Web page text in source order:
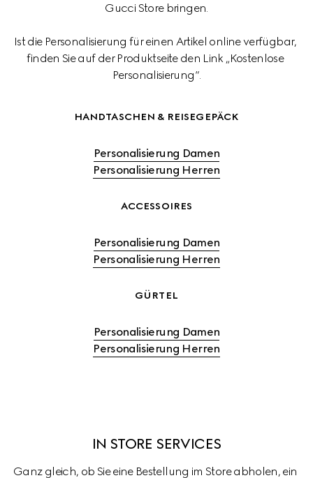
Gucci Store bringen.
Ist die Personalisierung für einen Artikel online verfügbar,
finden Sie auf der Produktseite den Link „Kostenlose
Personalisierung“.
HANDTASCHEN & REISEGEPÄCK
Personalisierung Damen
Personalisierung Herren
ACCESSOIRES
Personalisierung Damen
Personalisierung Herren
GÜRTEL
Personalisierung Damen
Personalisierung Herren
IN STORE SERVICES
Ganz gleich, ob Sie eine Bestellung im Store abholen, ein